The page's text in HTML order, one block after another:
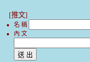
[推文]
名 稱
內 文